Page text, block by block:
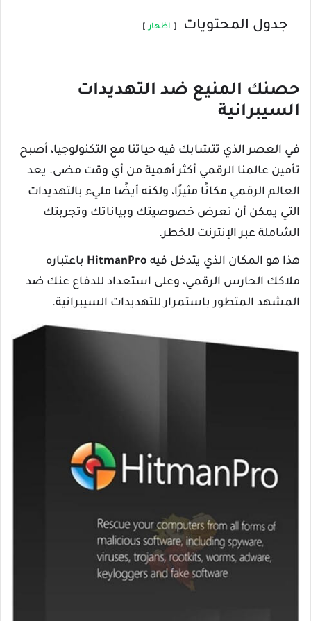
جدول المحتويات اظهار
حصنك المنيع ضد التهديدات
السيبرانية
في العصر الذي تتشابك فيه حياتنا مع التكنولوجيا، أصبح
تأمين عالمنا الرقمي أكثر أهمية من أي وقت مضى. يعد
العالم الرقمي مكانًا مثيرًا، ولكنه أيضًا مليء بالتهديدات
التي يمكن أن تعرض خصوصيتك وبياناتك وتجربتك
الشاملة عبر الإنترنت للخطر.
هذا هو المكان الذي يتدخل فيه HitmanPro باعتباره
ملاكك الحارس الرقمي، وعلى استعداد للدفاع عنك ضد
المشهد المتطور باستمرار للتهديدات السيبرانية.